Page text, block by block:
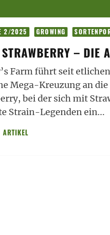
2/2025 GROWING
– DIE
Farm führt seit
Mega-Kreuzung an
bei der sich mit
Strain-Legenden ein...
ARTIKEL